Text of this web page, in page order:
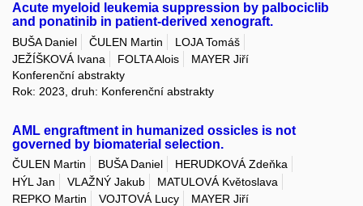
Acute myeloid leukemia suppression by palbociclib
and ponatinib in patient-derived xenograft.
BUŠA Daniel ČULEN Martin
LOJA Tomáš
JEŽÍŠKOVÁ Ivana
FOLTA Alois
MAYER Jiří
Konferenční abstrakty
Rok: 2023, druh: Konferenční abstrakty
AML engraftment in humanized ossicles is not
governed by biomaterial selection.
ČULEN Martin BUŠA Daniel
HERUDKOVÁ Zdeňka
HÝL Jan
VLAŽNÝ Jakub
MATULOVÁ Květoslava
REPKO Martin
VOJTOVÁ Lucy
MAYER Jiří